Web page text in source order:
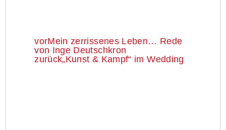
vorMein zerrissenes Leben… Rede
von Inge Deutschkron
zurück„Kunst & Kampf“ im Wedding